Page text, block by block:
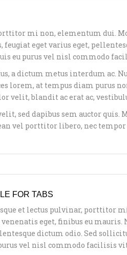
mi non, elementum dui.
feugiat eget varius eget,
eu purus vel nisl commodo
a dictum metus interdum
lorem, at tempus diam purus
velit, blandit ac erat ac,
sed dapibus sem auctor quis.
vel porttitor libero, nec
FOR TABS
et lectus pulvinar, porttitor
venenatis eget, finibus eu
dictum odio. Sed
vel nisl commodo facilisis